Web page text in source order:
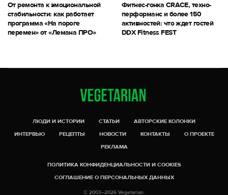
От ремонта к эмоциональной
стабильности: как работает
программа «На пороге
перемен» от «Лемана ПРО»
Фитнес-гонка CRACE, техно-
перформанс и более 150
активностей: что ждет гостей
DDX Fitness FEST
ЛЮДИ И ИСТОРИИ СТАТЬИ
АВТОРСКИЕ КОЛОНКИ
ИНТЕРВЬЮ
РЕЦЕПТЫ НОВОСТИ КОНТАКТЫ
О ПРОЕКТЕ
РЕКЛАМА
ПОЛИТИКА КОНФИДЕНЦИАЛЬНОСТИ И COOKIES
СОГЛАШЕНИЕ О ПЕРСОНАЛЬНЫХ ДАННЫХ
© 2003–2026 Vegetarian.